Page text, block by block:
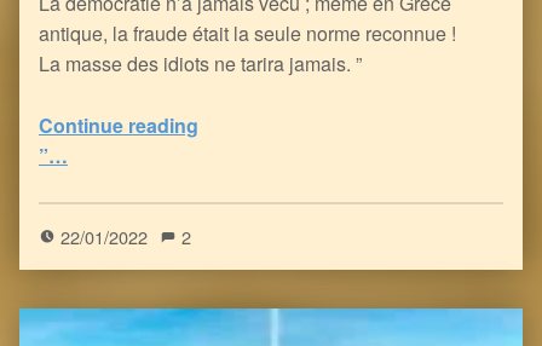
antique, la fraude était la seule norme reconnue !
La masse des idiots ne tarira jamais. ”
Continue reading
(1
)
”…
22/01/2022 2